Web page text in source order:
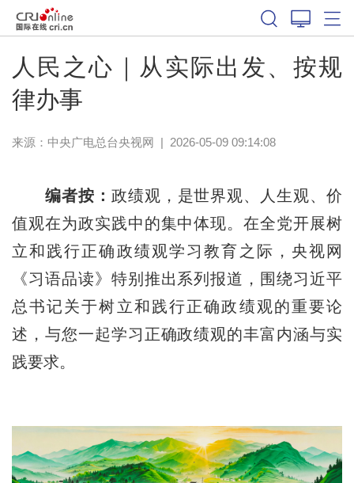
人民之心｜从实际出发、按规
律办事
来源： 中央广电总台央视网 | 2026-05-09 09:14:08
编者按： 政绩观，是世界观、人生观、价
值观在为政实践中的集中体现。在全党开展树
立和践行正确政绩观学习教育之际，央视网
《习语品读》特别推出系列报道，围绕习近平
总书记关于树立和践行正确政绩观的重要论
述，与您一起学习正确政绩观的丰富内涵与实
践要求。